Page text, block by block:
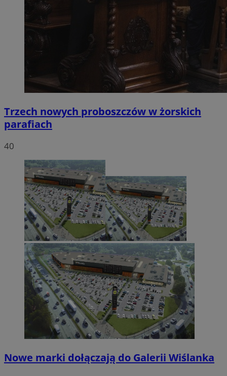
Trzech nowych proboszczów w żorskich
parafiach
40
Nowe marki dołączają do Galerii Wiślanka